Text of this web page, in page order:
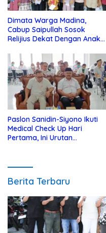
Dimata Warga Madina,
Cabup Saipullah Sosok
Relijius Dekat Dengan Anak
Paslon Sanidin-Siyono Ikuti
Medical Check Up Hari
Pertama, Ini Urutan
Berita Terbaru